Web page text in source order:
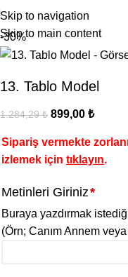
Skip to navigation
Skip to main content
-30%
13. Tablo Model
1.284,29₺ 899,00 ₺
Sipariş vermekte
izlemek için tıklayın.
Metinleri Giriniz*
Buraya yazdırmak
(Örn; Canım Annem